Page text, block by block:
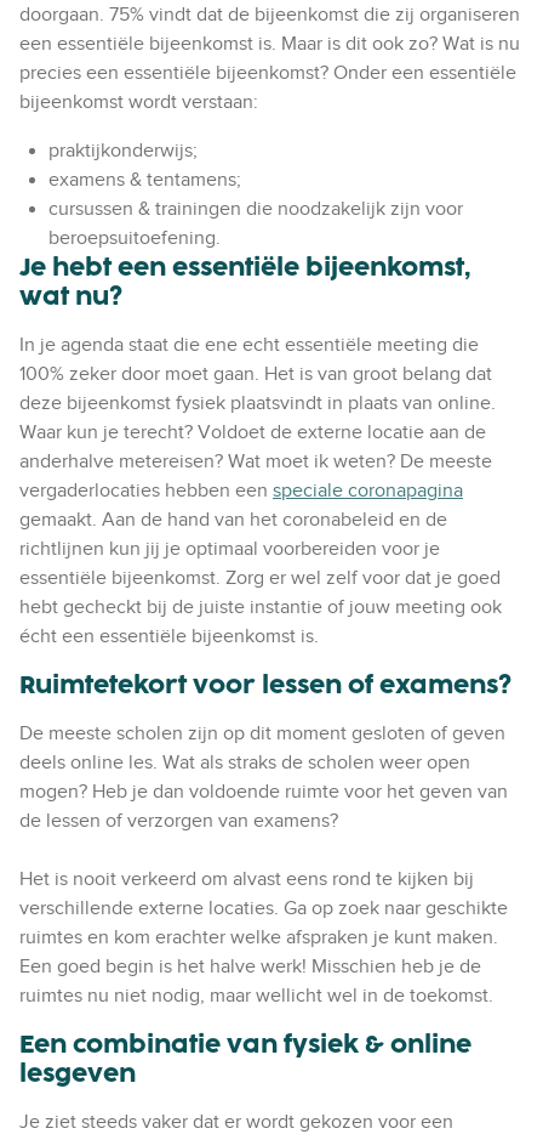
doorgaan. 75% vindt dat de bijeenkomst die zij organiseren
een essentiële bijeenkomst is. Maar is dit ook zo? Wat is nu
precies een essentiële bijeenkomst? Onder een essentiële
bijeenkomst wordt verstaan:
praktijkonderwijs;
examens & tentamens;
cursussen & trainingen die noodzakelijk zijn voor
beroepsuitoefening.
Je hebt een essentiële bijeenkomst,
wat nu?
In je agenda staat die ene echt essentiële meeting die
100% zeker door moet gaan. Het is van groot belang dat
deze bijeenkomst fysiek plaatsvindt in plaats van online.
Waar kun je terecht? Voldoet de externe locatie aan de
anderhalve metereisen? Wat moet ik weten? De meeste
vergaderlocaties hebben een speciale coronapagina
gemaakt. Aan de hand van het coronabeleid en de
richtlijnen kun jij je optimaal voorbereiden voor je
essentiële bijeenkomst. Zorg er wel zelf voor dat je goed
hebt gecheckt bij de juiste instantie of jouw meeting ook
écht een essentiële bijeenkomst is.
Ruimtetekort voor lessen of examens?
De meeste scholen zijn op dit moment gesloten of geven
deels online les. Wat als straks de scholen weer open
mogen? Heb je dan voldoende ruimte voor het geven van
de lessen of verzorgen van examens?
Het is nooit verkeerd om alvast eens rond te kijken bij
verschillende externe locaties. Ga op zoek naar geschikte
ruimtes en kom erachter welke afspraken je kunt maken.
Een goed begin is het halve werk! Misschien heb je de
ruimtes nu niet nodig, maar wellicht wel in de toekomst.
Een combinatie van fysiek & online
lesgeven
Je ziet steeds vaker dat er wordt gekozen voor een